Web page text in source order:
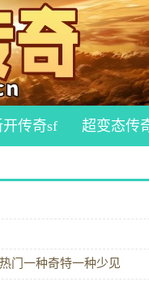
开传奇sf 超变态传
门一种奇特一种少见